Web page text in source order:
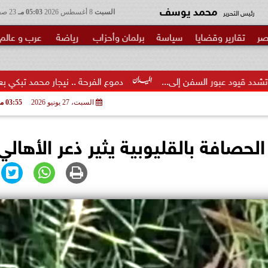
السبت 05:03 مـ رئيس التحرير محمد يوسف
تقارير وقضايا سياسة برلمان وأحزاب رياضة عرب و عالم
دموع الفرحة .. نيجار محمد تبكي بعد القبض على إلى...
السبت، 27 يونيو 2026 03:55 مـ
بالقليوبية يثير ذعر